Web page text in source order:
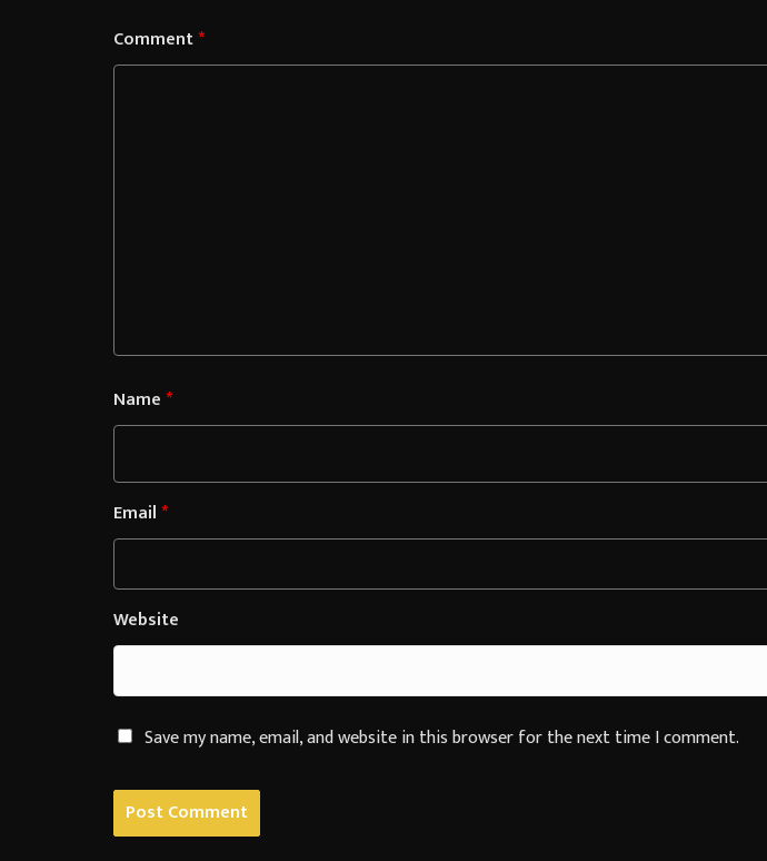
Comment*
Name*
Email*
Website
Save my name, email, and website in this browser for the next time I comment.